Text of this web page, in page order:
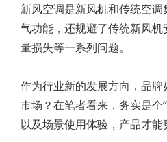
新风空调是新风机和传统空
气功能，还规避了传统新风
量损失等一系列问题。
作为行业新的发展方向，品
市场？在笔者看来，务实是个
以及场景使用体验，产品才能